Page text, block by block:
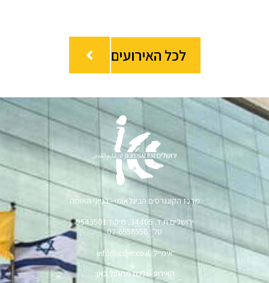
לכל האירועים
מרכז הקונגרסים הבינלאומי - בנייני האומה
ירושלים ת.ד. 34405, מיקוד 9543501
טל׳: 02-6558558
אימייל: info@iccjer.co.il
האירוע שלכם מתחיל כאן: